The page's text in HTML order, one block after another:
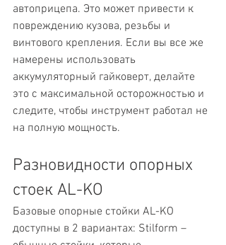
автоприцепа. Это может привести к
повреждению кузова, резьбы и
винтового крепления. Если вы все же
намерены использовать
аккумуляторный гайковерт, делайте
это с максимальной осторожностью и
следите, чтобы инструмент работал не
на полную мощность.
Разновидности опорных
стоек AL-KO
Базовые опорные стойки AL-KO
доступны в 2 вариантах: Stilform –